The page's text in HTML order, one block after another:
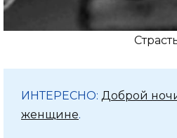
ИНТЕРЕСНО: Доброй
женщине.